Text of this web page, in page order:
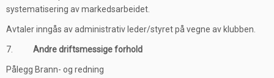
systematisering av markedsarbeidet.
Avtaler inngås av administrativ leder/styret på vegne av klubben.
7. Andre driftsmessige forhold
Pålegg Brann- og redning